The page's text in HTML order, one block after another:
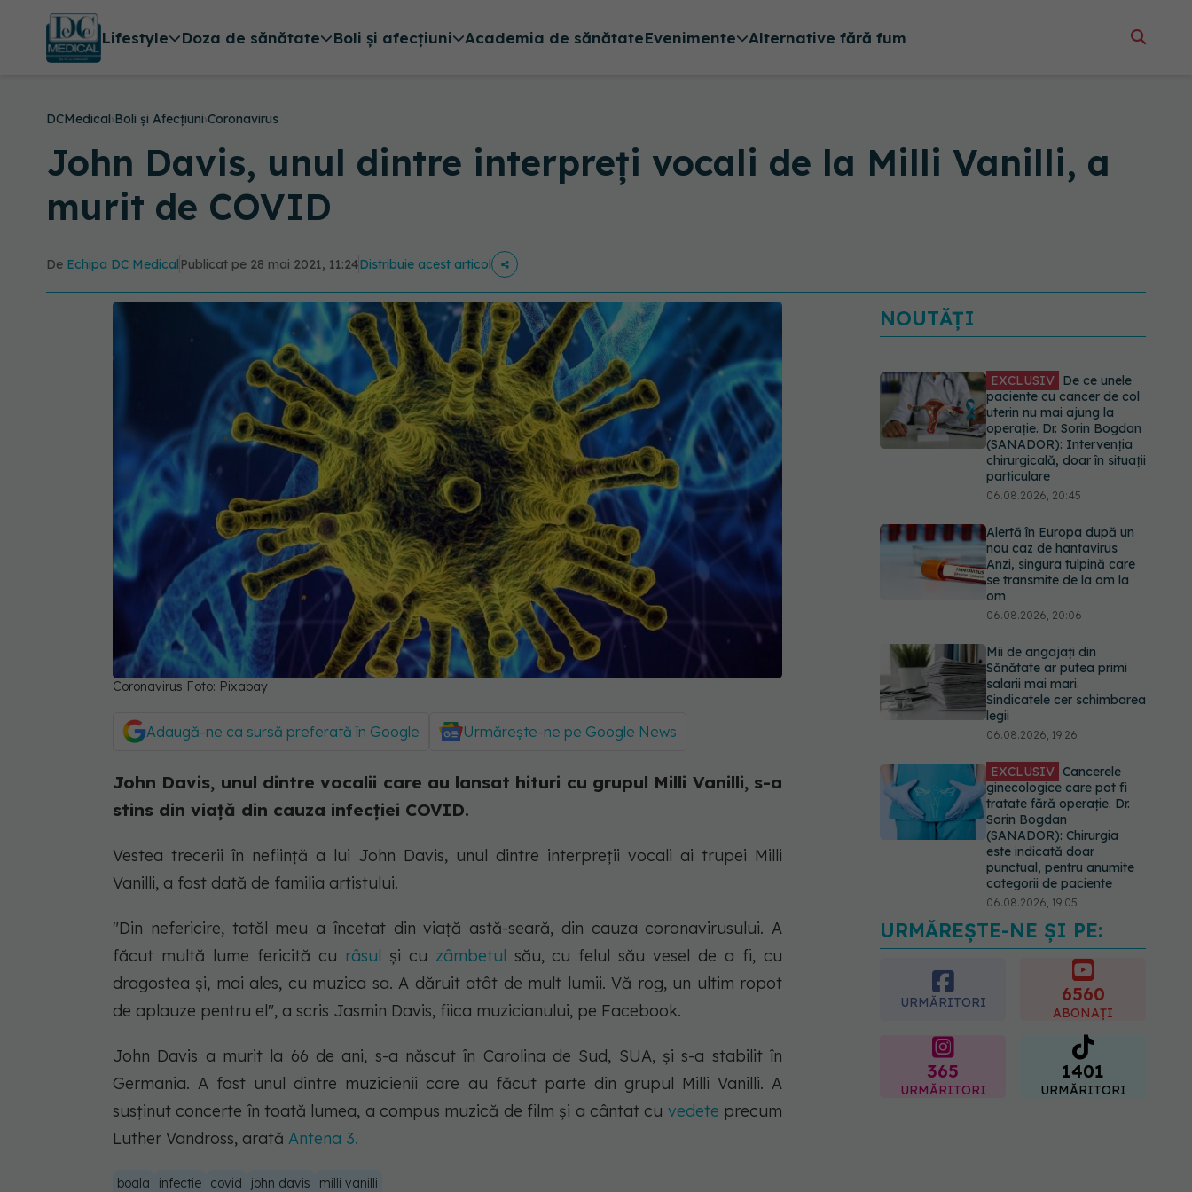
Lifestyle Doza de sănătate Boli și afecțiuni Academia de sănătateEvenimente Alternative fără fum
DCMedical›Boli și Afecțiuni›Coronavirus
John Davis, unul dintre interpreți vocali de la Milli Vanilli, a
murit de COVID
De Echipa DC Medical Publicat pe 28 mai 2021, 11:24Distribuie acest articol
Coronavirus Foto: Pixabay
Adaugă-ne ca sursă preferată în Google Urmărește-ne pe Google News
John Davis, unul dintre vocalii care au lansat hituri cu grupul Milli Vanilli, s-a
stins din viață din cauza infecției COVID.
Vestea trecerii în neființă a lui John Davis, unul dintre interpreții vocali ai trupei Milli
Vanilli, a fost dată de familia artistului.
"Din nefericire, tatăl meu a încetat din viață astă-seară, din cauza coronavirusului. A
făcut multă lume fericită cu râsul și cu zâmbetul său, cu felul său vesel de a fi, cu
dragostea și, mai ales, cu muzica sa. A dăruit atât de mult lumii. Vă rog, un ultim ropot
de aplauze pentru el", a scris Jasmin Davis, fiica muzicianului, pe Facebook.
John Davis a murit la 66 de ani, s-a născut în Carolina de Sud, SUA, și s-a stabilit în
Germania. A fost unul dintre muzicienii care au făcut parte din grupul Milli Vanilli. A
susținut concerte în toată lumea, a compus muzică de film și a cântat cu vedete precum
Luther Vandross, arată Antena 3.
boala infectie covid john davis milli vanilli
NOUTĂȚI
EXCLUSIV De ce unele
paciente cu cancer de col
uterin nu mai ajung la
operație. Dr. Sorin Bogdan
(SANADOR): Intervenția
chirurgicală, doar în situații
particulare
06.08.2026, 20:45
Alertă în Europa după un
nou caz de hantavirus
Anzi, singura tulpină care
se transmite de la om la
om
06.08.2026, 20:06
Mii de angajați din
Sănătate ar putea primi
salarii mai mari.
Sindicatele cer schimbarea
legii
06.08.2026, 19:26
EXCLUSIV Cancerele
ginecologice care pot fi
tratate fără operație. Dr.
Sorin Bogdan
(SANADOR): Chirurgia
este indicată doar
punctual, pentru anumite
categorii de paciente
06.08.2026, 19:05
EXCLUSIV Brahiterapie
vs radioterapie externă în
cancerul ginecologic. Dr.
Sorin Bogdan (SANADOR)
explică diferența și cum
acționează tratamentul
URMĂREȘTE-NE ȘI PE:
URMĂRITORI 6560
ABONAȚI
365
URMĂRITORI
1401
URMĂRITORI